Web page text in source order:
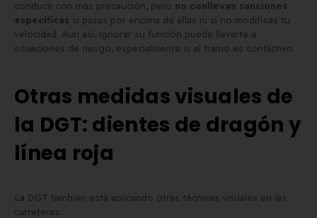
conducir con más precaución, pero no conllevan sanciones
específicas si pasas por encima de ellas ni si no modificas tu
velocidad. Aun así, ignorar su función puede llevarte a
situaciones de riesgo, especialmente si el tramo es conflictivo.
Otras medidas visuales de
la DGT: dientes de dragón y
línea roja
La DGT también está aplicando otras técnicas visuales en las
carreteras: